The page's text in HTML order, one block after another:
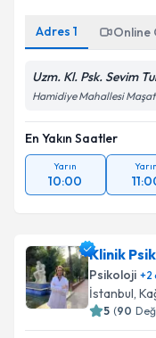
Adres 1 Online
Uzm. Kl. Psk. Sevim
Hamidiye Mahallesi
En Yakın Saatler
Yarın
10:00
Yarın
Klinik
Psikoloji +2
İstanbul,
5 (90